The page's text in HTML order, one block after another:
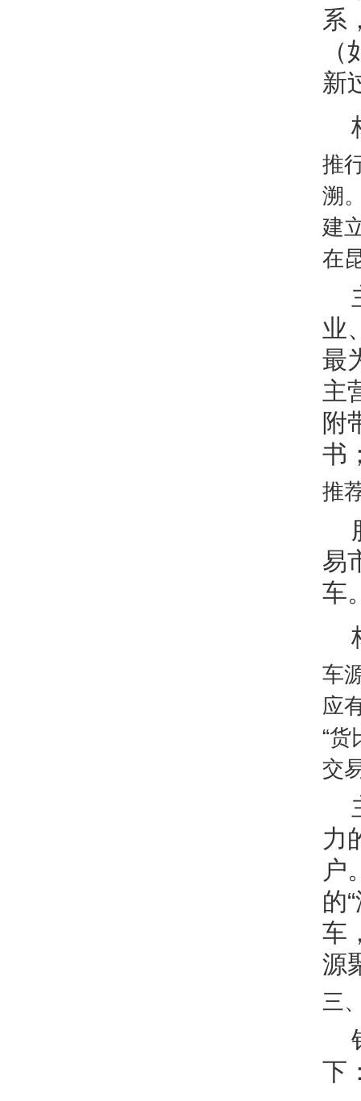
系
新
推
溯
建
在
业
最
主
附
书
推
易
车
车
应
“
交
力
户
的
车
源
三
下